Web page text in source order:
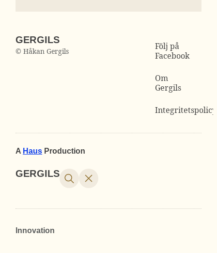
GERGILS
© Håkan Gergils
Följ på
Facebook
Om
Gergils
Integritetspolicy
A Haus Production
GERGILS
Innovation